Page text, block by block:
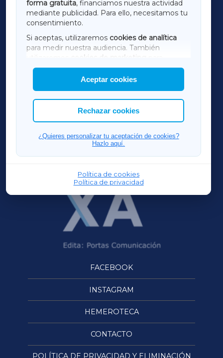
forma gratuita, financiamos nuestra actividad
mediante publicidad. Para ello, necesitamos tu
consentimiento.
Si aceptas, utilizaremos cookies de analítica
para medir nuestra audiencia. También
utilizaremos
cookies de marketing
mostrar publicidad de terceros.
Asimismo, puedes personalizar la elección de
las cookies que deseas permitir.
Aceptar cookies
Rechazar cookies
¿Quieres personalizar tu aceptación de cookies?
Hazlo aquí.
Política de cookies
Política de privacidad
TERRACHAXA
AMARIÑAXA
RIBEIRASACRAXA
ACORUÑAXA
FERROLXA
OURENSEXA
FACEBOOK
INSTAGRAM
HEMEROTECA
CONTACTO
POLÍTICA DE PRIVACIDAD Y ELIMINACIÓN